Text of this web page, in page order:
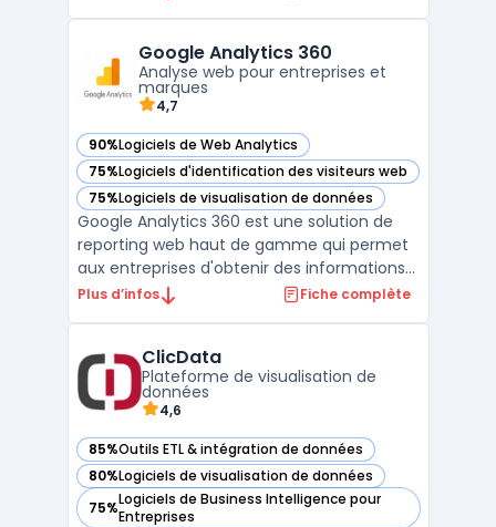
et permet aux utilisateurs de créer des
visualisations i ...
Google Analytics 360
Analyse web pour entreprises et
marques
4,7
90%Logiciels de Web Analytics
— voir Google Analytics 360 dans cette catégorie
75%Logiciels d'identification des visiteurs web
— voir Google Analytics 360 dans cette catégorie
75%Logiciels de visualisation de données
— voir Google Analytics 360 dans cette catégorie
Google Analytics 360 est une solution de
reporting web haut de gamme qui permet
aux entreprises d'obtenir des informations
approfondies sur leur audience. Grâce à ses
peuvent comprendre les comportements
des utilisateurs, i ...
Plus d’infos Fiche complète
ClicData
Plateforme de visualisation de
données
4,6
85%Outils ETL & intégration de données
— voir ClicData dans cette catégorie
80%Logiciels de visualisation de données
— voir ClicData dans cette catégorie
75%Logiciels de Business Intelligence pour
Entreprises
— voir ClicData dans cette catégorie